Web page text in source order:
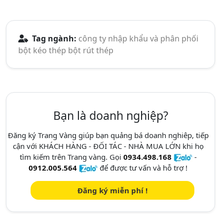
Tag ngành: công ty nhập khẩu và phân phối
bột kéo thép bột rút thép
Bạn là doanh nghiệp?
Đăng ký Trang Vàng giúp bạn quảng bá doanh nghiêp, tiếp
cận với KHÁCH HÀNG - ĐỐI TÁC - NHÀ MUA LỚN khi họ
tìm kiếm trên Trang vàng. Gọi 0934.498.168
-
0912.005.564
để được tư vấn và hỗ trợ !
Đăng ký miễn phí !